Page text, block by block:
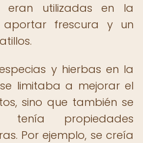
eran utilizadas en la
frescura y un
y hierbas en la
limitaba a mejorar el
sino que también se
tenía propiedades
Por ejemplo, se creía